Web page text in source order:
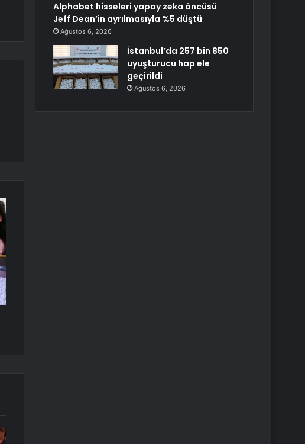
Alphabet hisseleri yapay zeka öncüsü
Jeff Dean’in ayrılmasıyla %5 düştü
Ağustos 6, 2026
İstanbul’da 257 bin 850
uyuşturucu hap ele
geçirildi
Ağustos 6, 2026